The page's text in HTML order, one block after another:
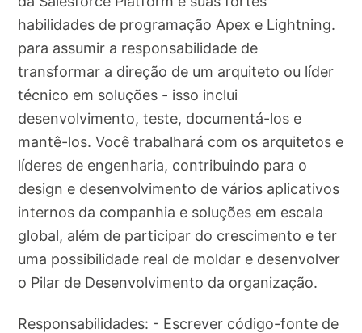
habilidades de programação Apex e Lightning.
para assumir a responsabilidade de
transformar a direção de um arquiteto ou líder
técnico em soluções - isso inclui
desenvolvimento, teste, documentá-los e
mantê-los. Você trabalhará com os arquitetos e
líderes de engenharia, contribuindo para o
design e desenvolvimento de vários aplicativos
internos da companhia e soluções em escala
global, além de participar do crescimento e ter
uma possibilidade real de moldar e desenvolver
o Pilar de Desenvolvimento da organização.
Responsabilidades: - Escrever código-fonte de